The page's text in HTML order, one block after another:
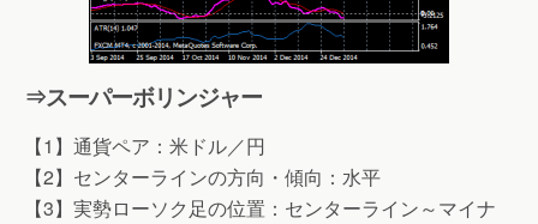
⇒スーパーボリンジャー
【1】通貨ペア：米ドル／円
【2】センターラインの方向・傾向：水平
【3】実勢ローソク足の位置：センターライン～マイナ